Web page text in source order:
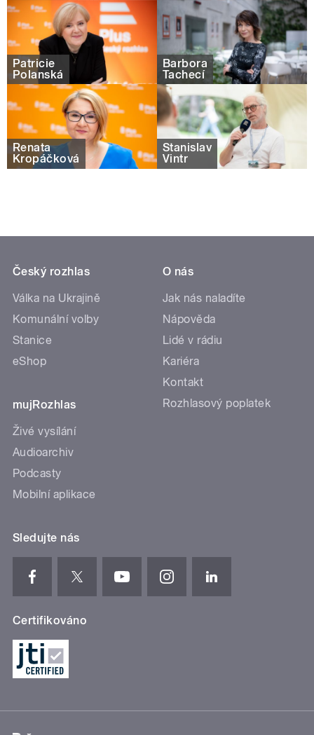
Patricie
Polanská
Barbora
Tachecí
Renata
Kropáčková
Stanislav
Vintr
Český rozhlas
Válka na Ukrajině
Komunální volby
Stanice
eShop
mujRozhlas
Živé vysílání
Audioarchiv
Podcasty
Mobilní aplikace
O nás
Jak nás naladíte
Nápověda
Lidé v rádiu
Kariéra
Kontakt
Rozhlasový poplatek
Sledujte nás
Certifikováno